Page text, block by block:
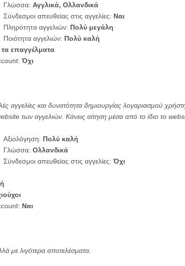
Γλώσσα:Αγγλικά, Ολλανδικά
Σύνδεσμοι απευθείας στις αγγελίες: Ναι
Πληρότητα αγγελιών: Πολύ μεγάλη
Ποιότητα αγγελιών: Πολύ καλή
επαγγέλματα
Όχι
και δυνατότητα δημιουργίας λογαριασμού
των αγγελιών. Κάνεις αίτηση μέσα από το ίδιο το
Αξιολόγηση: Πολύ καλή
Γλώσσα:Ολλανδικά
Σύνδεσμοι απευθείας στις αγγελίες:Όχι
Ναι
με λιγότερα αποτελέσματα.